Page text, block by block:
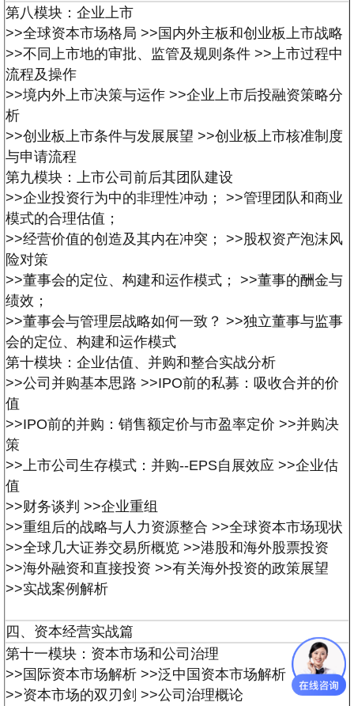
第八模块：企业上市
>>全球资本市场格局 >>国内外主板和创业板上市战略
>>不同上市地的审批、监管及规则条件 >>上市过程中
流程及操作
>>境内外上市决策与运作 >>企业上市后投融资策略分
析
>>创业板上市条件与发展展望 >>创业板上市核准制度
与申请流程
第九模块：上市公司前后其团队建设
>>企业投资行为中的非理性冲动；
>>管理团队和商业
模式的合理估值；
>>经营价值的创造及其内在冲突； >>股权资产泡沫风
险对策
>>董事会的定位、构建和运作模式； >>董事的酬金与
绩效；
>>董事会与管理层战略如何一致？ >>独立董事与监事
会的定位、构建和运作模式
第十模块：企业估值、并购和整合实战分析
>>公司并购基本思路 >>IPO前的私募：吸收合并的价
值
>>IPO前的并购：销售额定价与市盈率定价 >>并购决
策
>>上市公司生存模式：并购--EPS自展效应 >>企业估
值
>>财务谈判 >>企业重组
>>重组后的战略与人力资源整合 >>全球资本市场现状
>>全球几大证券交易所概览 >>港股和海外股票投资
>>海外融资和直接投资 >>有关海外投资的政策展望
>>实战案例解析
四、资本经营实战篇
第十一模块：资本市场和公司治理
>>国际资本市场解析 >>泛中国资本市场解析
>>资本市场的双刃剑 >>公司治理概论